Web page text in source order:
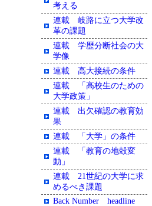
考える
連載 岐路に立つ大学改
革の課題
連載 学歴分断社会の大
学像
連載 高大接続の条件
連載 「高校生のための
大学政策」
連載 出欠確認の教育効
果
連載 「大学」の条件
連載 「教育の地殻変
動」
連載 21世紀の大学に求
めるべき課題
Back Number headline